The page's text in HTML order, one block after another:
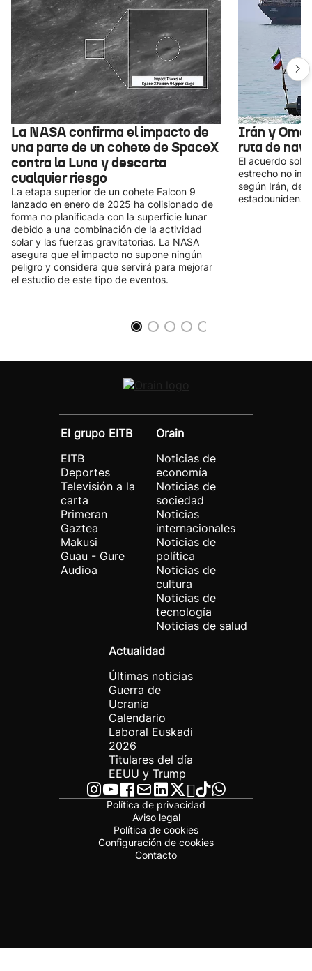
La NASA confirma el impacto de
una parte de un cohete de SpaceX
contra la Luna y descarta
cualquier riesgo
La etapa superior de un cohete Falcon 9
lanzado en enero de 2025 ha colisionado de
forma no planificada con la superficie lunar
debido a una combinación de la actividad
solar y las fuerzas gravitatorias. La NASA
asegura que el impacto no supone ningún
peligro y considera que servirá para mejorar
el estudio de este tipo de eventos.
Irán y
ruta de
El acuerdo
estrecho no
según Irán,
El grupo EITB
EITB
Deportes
Televisión a la
carta
Primeran
Gaztea
Makusi
Guau - Gure
Audioa
Orain
Noticias de
economía
Noticias de
sociedad
Noticias
internacionales
Noticias de
política
Noticias de
cultura
Noticias de
tecnología
Noticias de salud
Actualidad
Últimas noticias
Guerra de
Ucrania
Calendario
Laboral Euskadi
2026
Titulares del día
EEUU y Trump
Política de privacidad
Aviso legal
Política de cookies
Configuración de cookies
Contacto